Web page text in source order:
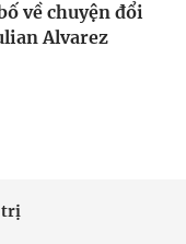
về chuyện đổi
Alvarez
trị